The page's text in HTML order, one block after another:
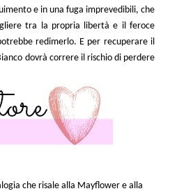
e in una fuga imprevedibili, che
tra la propria libertà e il feroce
redimerlo. E per recuperare il
dovrà correre il rischio di perdere
che risale alla Mayflower e alla